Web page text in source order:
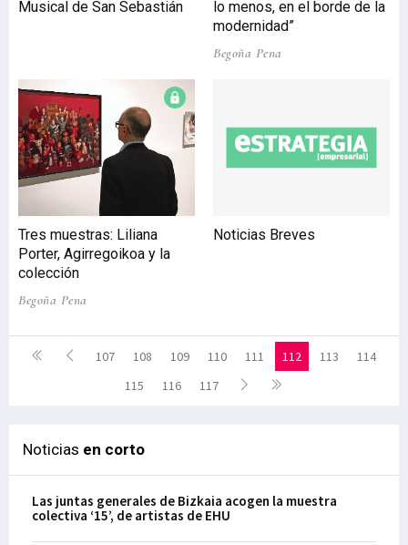
Musical de San Sebastián
lo menos, en el borde de la
modernidad”
Begoña Pena
Tres muestras: Liliana
Porter, Agirregoikoa y la
colección
Begoña Pena
Noticias Breves
107 108 109 110 111 112 113
114
115
116 117
Noticias en corto
Las juntas generales de Bizkaia acogen la muestra
colectiva ‘15’, de artistas de EHU